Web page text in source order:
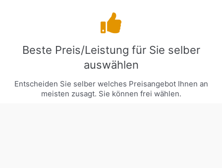
Beste Preis/Leistung für Sie selber
auswählen
Entscheiden Sie selber welches Preisangebot Ihnen an
meisten zusagt. Sie können frei wählen.